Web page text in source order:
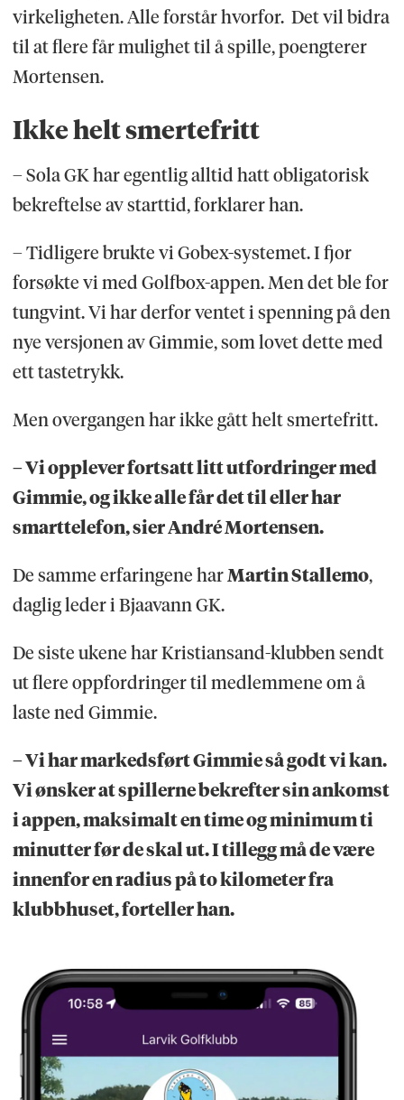
virkeligheten. Alle forstår hvorfor. Det vil bidra
til at flere får mulighet til å spille, poengterer
Mortensen.
Ikke helt smertefritt
– Sola GK har egentlig alltid hatt obligatorisk
bekreftelse av starttid, forklarer han.
– Tidligere brukte vi Gobex-systemet. I fjor
forsøkte vi med Golfbox-appen. Men det ble for
tungvint. Vi har derfor ventet i spenning på den
nye versjonen av Gimmie, som lovet dette med
ett tastetrykk.
Men overgangen har ikke gått helt smertefritt.
– Vi opplever fortsatt litt utfordringer med
Gimmie, og ikke alle får det til eller har
smarttelefon, sier André Mortensen.
De samme erfaringene harMartin Stallemo,
daglig leder i Bjaavann GK.
De siste ukene har Kristiansand-klubben sendt
ut flere oppfordringer til medlemmene om å
laste ned Gimmie.
– Vi har markedsført Gimmie så godt vi kan.
Vi ønsker at spillerne bekrefter sin ankomst
i appen, maksimalt en time og minimum ti
minutter før de skal ut. I tillegg må de være
innenfor en radius på to kilometer fra
klubbhuset, forteller han.